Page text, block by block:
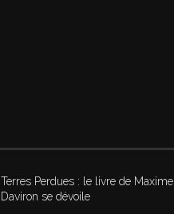
Terres Perdues : le livre de Maxime
Daviron se dévoile